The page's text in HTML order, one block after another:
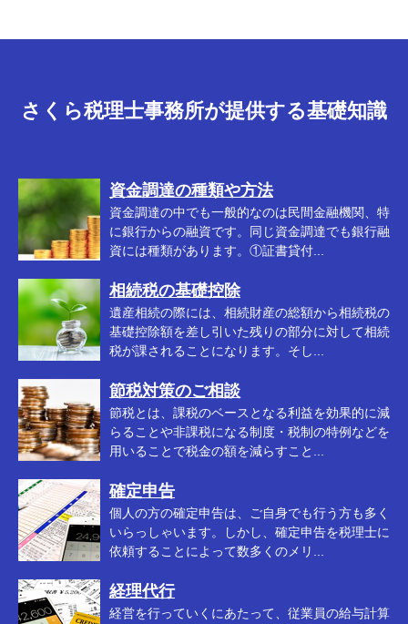
さくら税理士事務所が提供する基礎知識
資金調達の種類や方法
資金調達の中でも一般的なのは民間金融機関、特
に銀行からの融資です。同じ資金調達でも銀行融
資には種類があります。①証書貸付...
相続税の基礎控除
遺産相続の際には、相続財産の総額から相続税の
基礎控除額を差し引いた残りの部分に対して相続
税が課されることになります。そし...
節税対策のご相談
節税とは、課税のベースとなる利益を効果的に減
らることや非課税になる制度・税制の特例などを
用いることで税金の額を減らすこと...
確定申告
個人の方の確定申告は、ご自身でも行う方も多く
いらっしゃいます。しかし、確定申告を税理士に
依頼することによって数多くのメリ...
経理代行
経営を行っていくにあたって、従業員の給与計算